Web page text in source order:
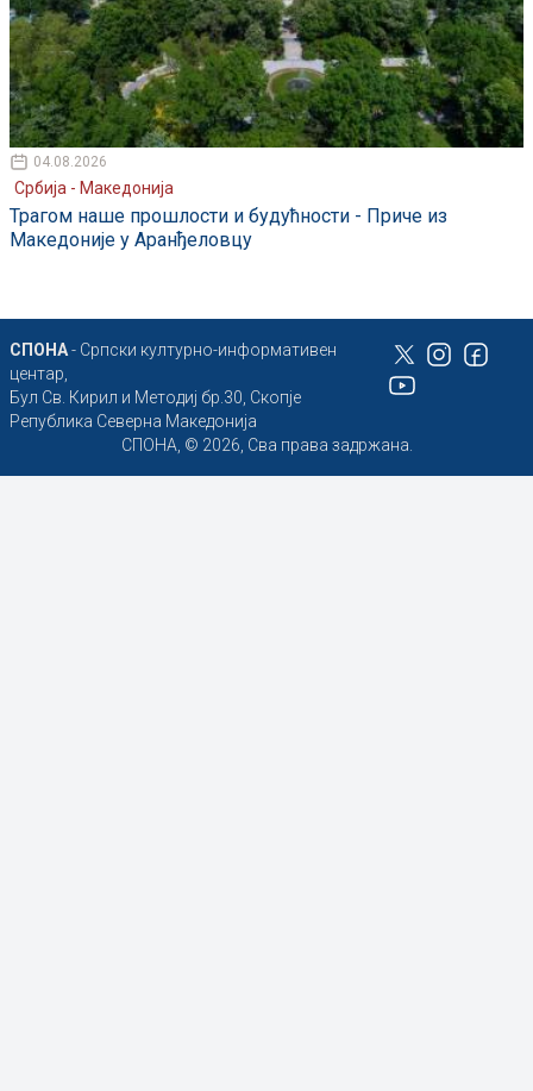
04.08.2026
Србија - Македонија
Трагом наше прошлости и будућности - Приче из
Македоније у Аранђеловцу
СПОНА- Српски културно-информативен
центар,
Бул Св. Кирил и Методиј бр.30, Скопје
Република Северна Македонија
СПОНА, © 2026, Сва права задржана.